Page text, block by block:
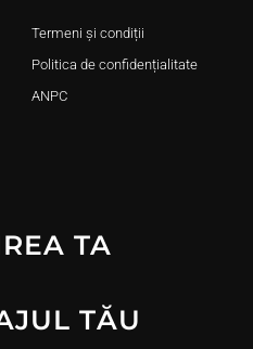
Termeni și condiții
Politica de confidențialitate
ANPC
TA
TĂU